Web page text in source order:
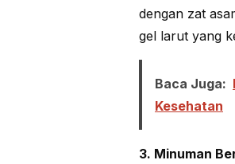
dengan zat
gel larut yang
Baca Juga:
Kesehatan
3. Minuman